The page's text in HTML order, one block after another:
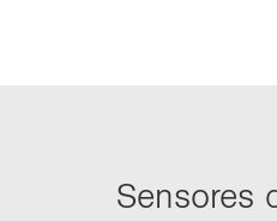
Sen­so­res